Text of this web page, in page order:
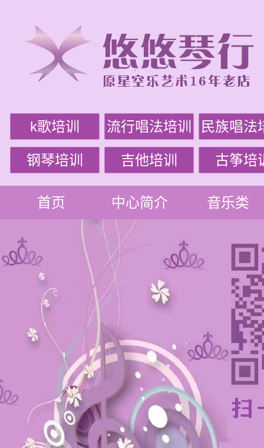
k歌培训 流行唱法培训 民族唱法
钢琴培训 吉他培训 古筝培
首页 中心简介 音乐类